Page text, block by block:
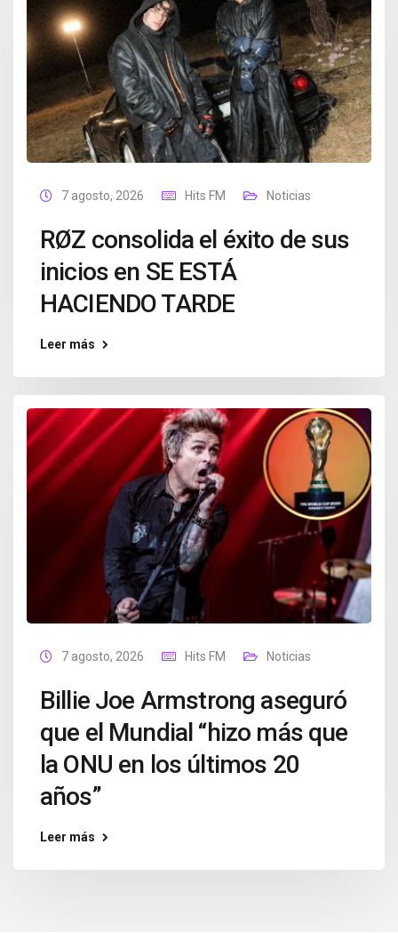
7 agosto, 2026 Hits FM Noticias
RØZ consolida el éxito de sus
inicios en SE ESTÁ
HACIENDO TARDE
Leer más
7 agosto, 2026 Hits FM Noticias
Billie Joe Armstrong aseguró
que el Mundial “hizo más que
la ONU en los últimos 20
años”
Leer más